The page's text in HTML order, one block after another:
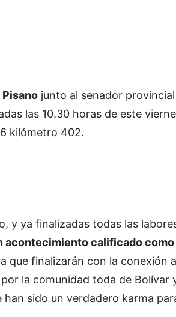
junto al senador provincial
las 10.30 horas de este
kilómetro 402.
y ya finalizadas todas las
acontecimiento calificado
que finalizarán con la
la comunidad toda de
sido un verdadero karma